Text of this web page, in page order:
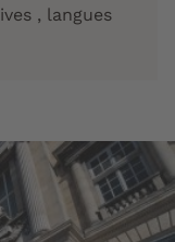
, langues